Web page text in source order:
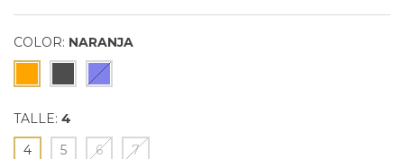
COLOR: NARANJA
TALLE: 4
4
5 6 7